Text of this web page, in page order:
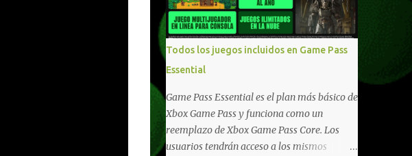
compartido en Windows PC y Xbox, y
tenemos un listado de juegos compatibles
por acá . ¿Aún necesitas una mano con las
compras? Tenemos un tutorial extenso o en
vídeo para que se quiten todas las dudas
generales de cómo hacer compras en Xbox .
Podes consultar un listado más completo de
promociones desde xbox.com. El post puede
tener actualizaciones regulares o cambios
Todos los juegos incluidos en Game Pass
Essential
Game Pass Essential es el plan más básico de
Xbox Game Pass y funciona como un
reemplazo de Xbox Game Pass Core. Los
usuarios tendrán acceso a los mismos